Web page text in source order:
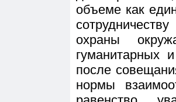
объеме как
охраны
гуманитарных
после
нормы